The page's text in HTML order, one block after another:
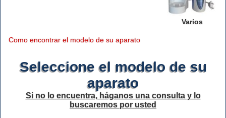
Varios
Como encontrar el modelo de su aparato
Seleccione el modelo de su
aparato
Si no lo encuentra, háganos una consulta y lo
buscaremos por usted